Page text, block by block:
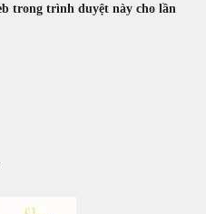
trong trình duyệt này cho lần